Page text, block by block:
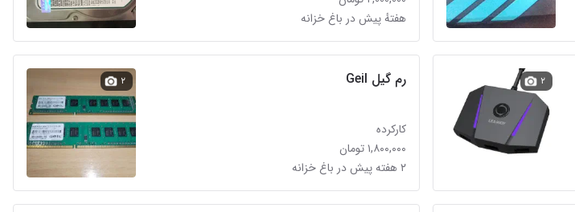
هفتهٔ پیش در باغ خزانه
۲ رم گیل Geil
کارکرده
۱,۸۰۰,۰۰۰ تومان
۲ هفته پیش در باغ خزانه
۲